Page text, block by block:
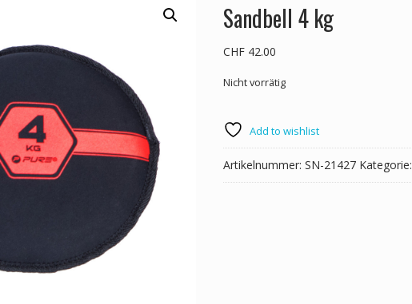
Sandbell 4 kg
CHF42.00
Nicht vorrätig
Add to wishlist
Artikelnummer: SN-21427 Kategorie: